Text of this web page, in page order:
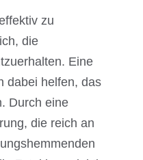
zu
die
Eine
dabei helfen, das
Durch eine
die reich an